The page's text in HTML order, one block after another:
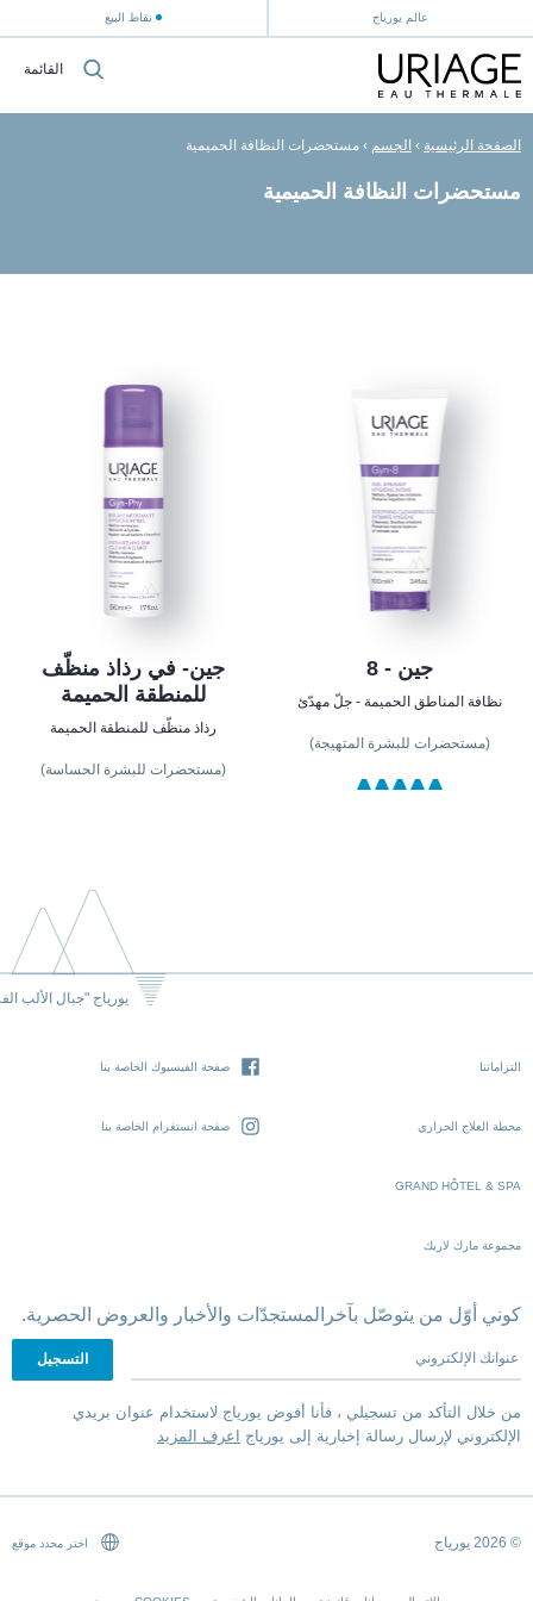
عالم يورياج نقاط البيع
القائمة
الصفحة الرئيسية › الجسم › مستحضرات النظافة الحميمية
مستحضرات النظافة الحميمية
جين - 8
نظافة المناطق الحميمة - جلّ مهدّئ
(مستحضرات للبشرة المتهيجة)
جين- في رذاذ منظّف
للمنطقة الحميمة
رذاذ منظّف للمنطقة الحميمة
(مستحضرات للبشرة الحساسة)
يورياج "جبال الألب
التزاماتنا
محطة العلاج الحراري
GRAND HÔTEL & SPA
مجموعة مارك لاريك
صفحة الفيسبوك الخاصة بنا
صفحة انستغرام الخاصة بنا
كوني أوّل من يتوصّل بآخرالمستجدّات والأخبار والعروض الحصرية.
عنوانك الإلكتروني
من خلال التأكد من تسجيلي ، فأنا أفوض يورياج لاستخدام عنوان بريدي
الإلكتروني لإرسال رسالة إخبارية إلى يورياج
اعرف المزيد
© 2026 يورياج اختر محدد موقع